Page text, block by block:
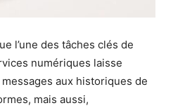
l’une des tâches clés de
numériques laisse
aux historiques de
mais aussi,